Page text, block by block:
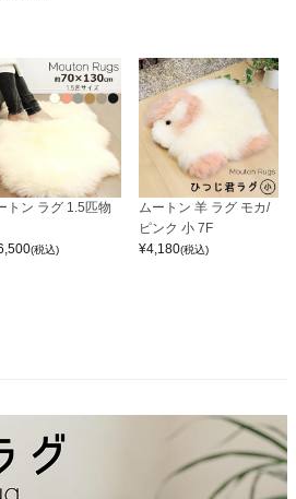
トン ラグ 1.5匹物
(税込)
ムートン 羊 ラグ モカ/
ピンク 小 7F
¥4,180(税込)